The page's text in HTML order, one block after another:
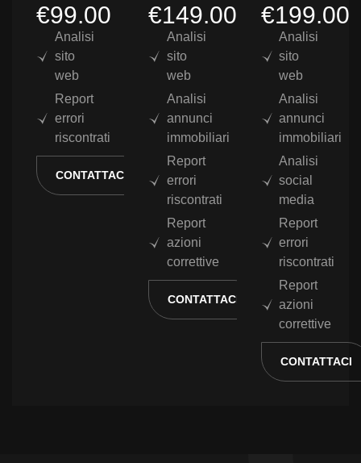
€99.00
Analisi
sito
web
Report
errori
riscontrati
CONTATTACI
€149.00
Analisi
sito
web
Analisi
annunci
immobiliari
Report
errori
riscontrati
Report
azioni
correttive
CONTATTACI
€199.00
Analisi
sito
web
Analisi
annunci
immobiliari
Analisi
social
media
Report
errori
riscontrati
Report
azioni
correttive
CONTATTACI